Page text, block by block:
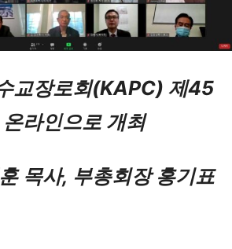
교장로회(KAPC) 제45
라인으로 개최
목사, 부총회장 홍기표